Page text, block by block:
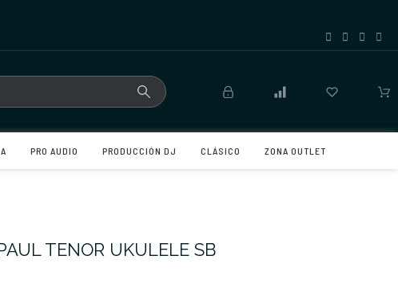
PRO AUDIO PRODUCCIÓN DJ CLÁSICO ZONA OUTLET
TENOR UKULELE SB